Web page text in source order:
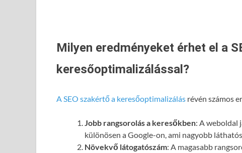
Milyen eredményeket érhet el a
keresőoptimalizálással?
A SEO szakértő a keresőoptimalizálás révén számos
Jobb rangsorolás a keresőkben: A weboldal
különösen a Google-on, ami nagyobb
Növekvő látogatószám: A magasabb